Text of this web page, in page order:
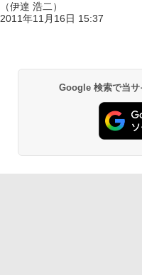
（伊達 浩二）
2011年11月16日 15:37
Google 検索で当サ